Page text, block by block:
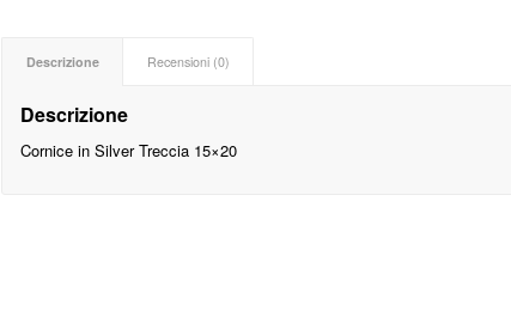
Descrizione Recensioni (0)
Descrizione
Cornice in Silver Treccia 15×20